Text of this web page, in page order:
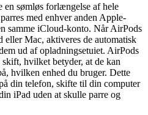
sømløs forlængelse af hele
med enhver anden Apple-
samme iCloud-konto. Når AirPods
eller Mac, aktiveres de automatisk
ud af opladningsetuiet. AirPods
hvilket betyder, at de kan
hvilken enhed du bruger. Dette
din telefon, skifte til din computer
iPad uden at skulle parre og